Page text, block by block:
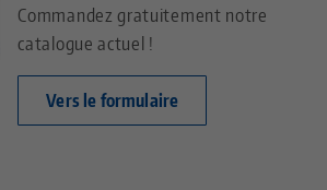
Commandez gratuitement notre
catalogue actuel !
Vers le formulaire